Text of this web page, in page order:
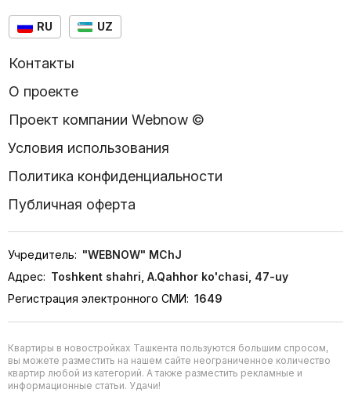
RU UZ
Контакты
О проекте
Проект компании Webnow ©
Условия использования
Политика конфиденциальности
Публичная оферта
Учредитель: "WEBNOW" MChJ
Адрес: Toshkent shahri, A.Qahhor ko'chasi, 47-uy
Регистрация электронного СМИ: 1649
Квартиры в новостройках Ташкента пользуются большим спросом,
вы можете разместить на нашем сайте неограниченное количество
квартир любой из категорий. А также разместить рекламные и
информационные статьи. Удачи!